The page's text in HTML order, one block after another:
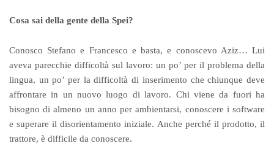
Cosa sai della gente della Spei?
Conosco Stefano e Francesco e basta, e conoscevo Aziz… Lui
aveva parecchie difficoltà sul lavoro: un po’ per il problema della
lingua, un po’ per la difficoltà di inserimento che chiunque deve
affrontare in un nuovo luogo di lavoro. Chi viene da fuori ha
bisogno di almeno un anno per ambientarsi, conoscere i software
e superare il disorientamento iniziale. Anche perché il prodotto, il
trattore, è difficile da conoscere.